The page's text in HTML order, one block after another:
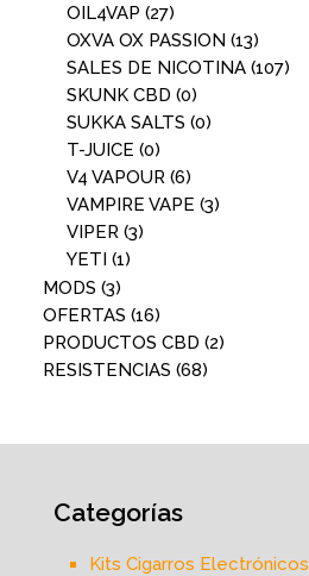
OIL4VAP (27)
OXVA OX PASSION (13)
SALES DE NICOTINA (107)
SKUNK CBD (0)
SUKKA SALTS (0)
T-JUICE (0)
V4 VAPOUR (6)
VAMPIRE VAPE (3)
VIPER (3)
YETI (1)
MODS (3)
OFERTAS (16)
PRODUCTOS CBD (2)
RESISTENCIAS (68)
Categorías
Kits Cigarros Electrónicos